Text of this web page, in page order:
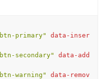
primary"
data-inser
secondary"
data-add
warning"
data-remov